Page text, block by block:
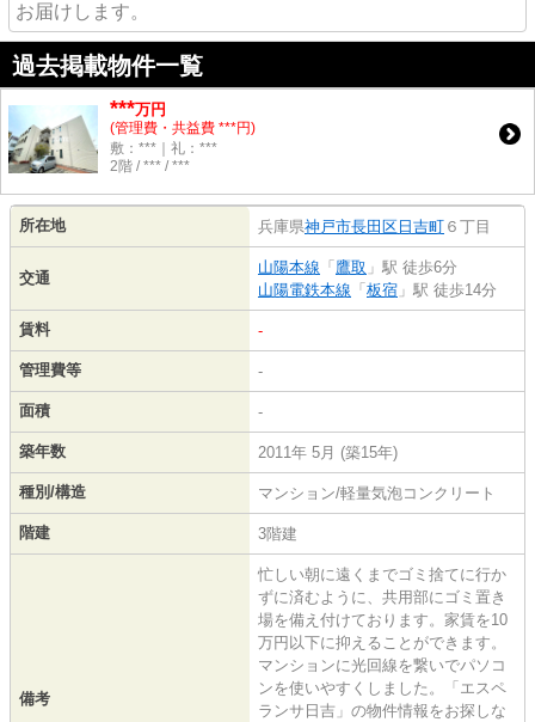
お届けします。
過去掲載物件一覧
***万円
(管理費・共益費 ***円)
敷：***｜礼：***
2階 / *** / ***
所在地 兵庫県神戸市長田区 日吉町 ６丁目
交通
山陽本線 「 鷹取 」駅 徒歩6分
山陽電鉄本線 「 板宿 」駅 徒歩14分
賃料 -
管理費等 -
面積 -
築年数 2011年 5月 (築15年)
種別/構造 マンション/軽量気泡コンクリート
階建 3階建
備考
忙しい朝に遠くまでゴミ捨てに行か
ずに済むように、共用部にゴミ置き
場を備え付けております。家賃を10
万円以下に抑えることができます。
マンションに光回線を繋いでパソコ
ンを使いやすくしました。「エスペ
ランサ日吉」の物件情報をお探しな